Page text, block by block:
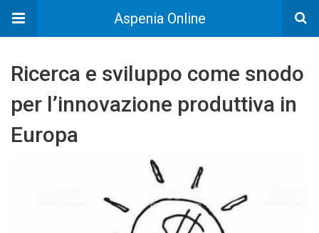
Aspenia Online
Ricerca e sviluppo come snodo
per l’innovazione produttiva in
Europa